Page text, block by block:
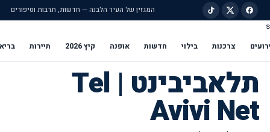
המגזין של העיר הלבנה — חדשות, תרבות וסיפורים
s
צרכנות בילוי חדשות אופנה קיץ 2026 תיירות
תלאביבינט | Tel
Avivi Net